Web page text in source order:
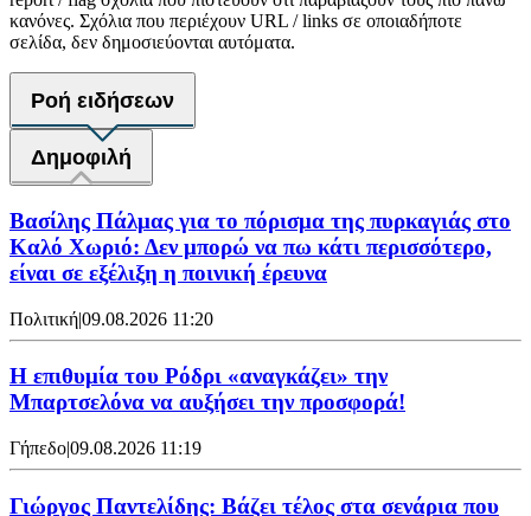
κανόνες. Σχόλια που περιέχουν URL / links σε οποιαδήποτε
σελίδα, δεν δημοσιεύονται αυτόματα.
Ροή ειδήσεων
Δημοφιλή
Βασίλης Πάλμας για το πόρισμα της πυρκαγιάς στο
Καλό Χωριό: Δεν μπορώ να πω κάτι περισσότερο,
είναι σε εξέλιξη η ποινική έρευνα
Πολιτική|09.08.2026 11:20
Η επιθυμία του Ρόδρι «αναγκάζει» την
Μπαρτσελόνα να αυξήσει την προσφορά!
Γήπεδο|09.08.2026 11:19
Γιώργος Παντελίδης: Βάζει τέλος στα σενάρια που